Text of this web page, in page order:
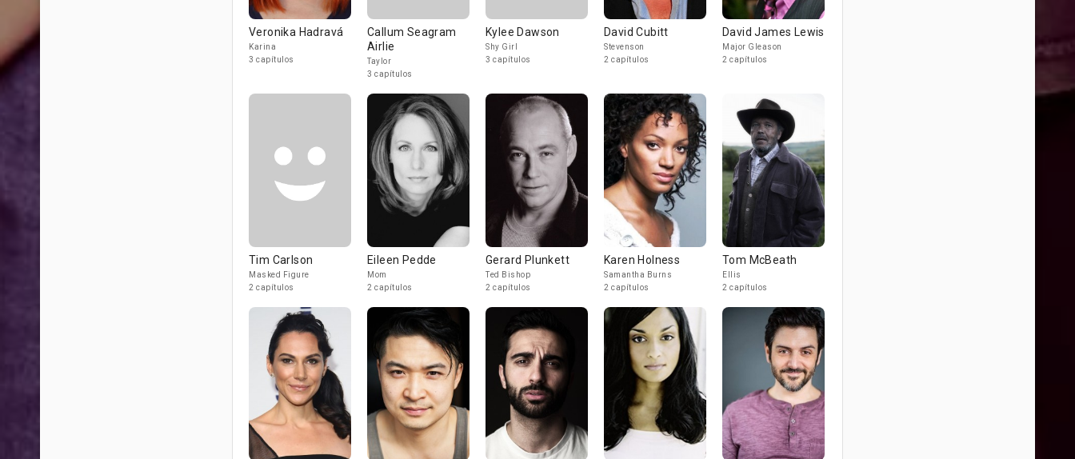
Veronika Hadravá
Karina
3 capítulos
Callum Seagram
Airlie
Taylor
3 capítulos
Kylee Dawson
Shy Girl
3 capítulos
David Cubitt
Stevenson
2 capítulos
David James Lewis
Major Gleason
2 capítulos
Tim Carlson
Masked Figure
2 capítulos
Eileen Pedde
Mom
2 capítulos
Gerard Plunkett
Ted Bishop
2 capítulos
Karen Holness
Samantha Burns
2 capítulos
Tom McBeath
Ellis
2 capítulos